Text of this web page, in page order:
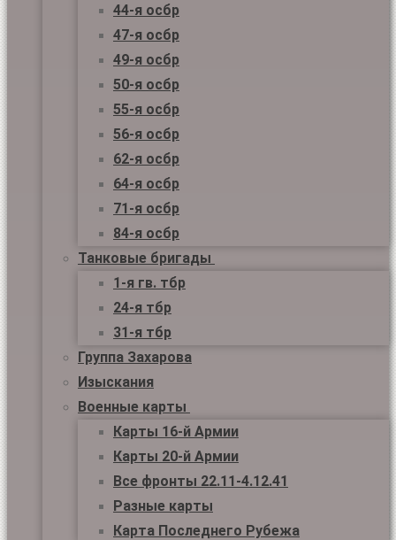
44-я осбр
47-я осбр
49-я осбр
50-я осбр
55-я осбр
56-я осбр
62-я осбр
64-я осбр
71-я осбр
84-я осбр
Танковые бригады
1-я гв. тбр
24-я тбр
31-я тбр
Группа Захарова
Изыскания
Военные карты
Карты 16-й Армии
Карты 20-й Армии
Все фронты 22.11-4.12.41
Разные карты
Карта Последнего Рубежа